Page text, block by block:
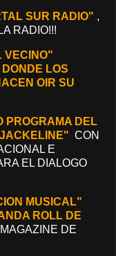
SUR RADIO" ,
RADIO!!!
VECINO"
LOS
OIR SU
PROGRAMA DEL
CON
E
EL DIALOGO
MUSICAL"
ROLL DE
DE